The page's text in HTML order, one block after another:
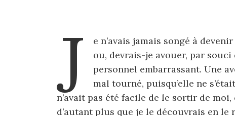
J
e n’avais jamais songé à
ou, devrais-je avouer, par souci
personnel embarrassant. Une
mal tourné, puisqu’elle ne
n’avait pas été facile de le sortir de
d’autant plus que je le découvrais en